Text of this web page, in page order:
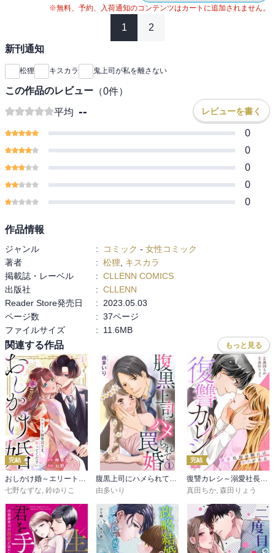
※無料、予約、入荷通知のコンテンツはカートに追加されません。
1 2
新刊通知
松狸 キスカラ 鬼上司が私を離さない
この作品のレビュー （0件）
平均 -- レビューを書く
0
0
0
0
0
作品情報
ジャンル : コミック - 女性コミック
著者
: 松狸
キスカラ
掲載誌・レーベル
: CLLENN COMICS
出版社
: CLLENN
Reader Store発売日
:
2023.05.03
ページ数
: 37ページ
ファイルサイズ
: 11.6MB
関連する作品 もっと見る
完結
おしかけ婚～エリート御曹司さま、娶ってください～
七野なずな, 鈴ゆりこ
腹黒上司にハメられて罠婚
由多いり
完結
復讐カレシ～溺愛社長の顔にはウラがある～
真田ちか, 森田りょう